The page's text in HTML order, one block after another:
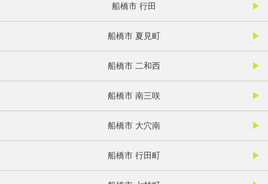
船橋市 行田
船橋市 夏見町
船橋市 二和西
船橋市 南三咲
船橋市 大穴南
船橋市 行田町